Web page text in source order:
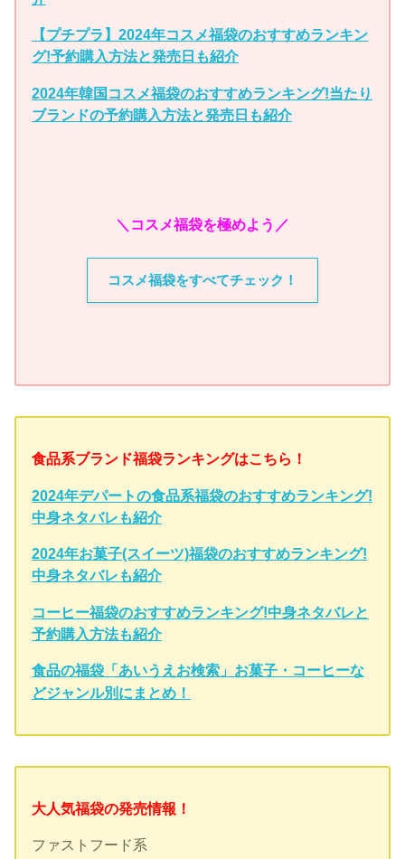
【プチプラ】2024年コスメ福袋のおすすめランキン
グ!予約購入方法と発売日も紹介
2024年韓国コスメ福袋のおすすめランキング!当たり
ブランドの予約購入方法と発売日も紹介
＼コスメ福袋を極めよう／
コスメ福袋をすべてチェック！
食品系ブランド福袋ランキングはこちら！
2024年デパートの食品系福袋のおすすめランキング!
中身ネタバレも紹介
2024年お菓子(スイーツ)福袋のおすすめランキング!
中身ネタバレも紹介
コーヒー福袋のおすすめランキング!中身ネタバレと
予約購入方法も紹介
食品の福袋「あいうえお検索」お菓子・コーヒーな
どジャンル別にまとめ！
大人気福袋の発売情報！
ファストフード系